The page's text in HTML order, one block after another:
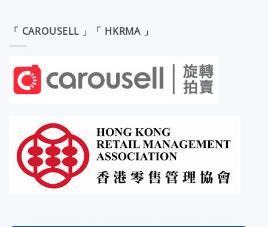
「 CAROUSELL 」「 HKRMA 」